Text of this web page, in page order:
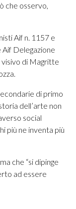
che osservo,
Aif n. 1157 e
Delegazione
visivo di Magritte
di primo
dell’arte non
social
più ne inventa più
che “si dipinge
ad essere